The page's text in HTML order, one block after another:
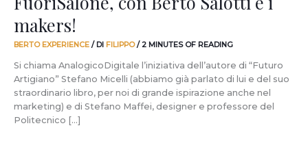
makers!
BERTO EXPERIENCE / DI FILIPPO/2 MINUTES OF READING
Si chiama AnalogicoDigitale l’iniziativa dell’autore di “Futuro
Artigiano” Stefano Micelli (abbiamo già parlato di lui e del suo
straordinario libro, per noi di grande ispirazione anche nel
marketing) e di Stefano Maffei, designer e professore del
Politecnico […]
e
makers!